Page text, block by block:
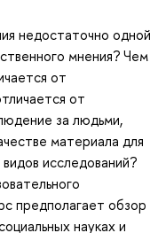
недостаточно одной
мнения? Чем
от
от
за людьми,
материала для
исследований?
предполагает обзор
науках и